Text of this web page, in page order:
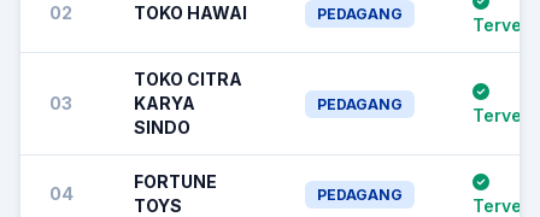
02 TOKO HAWAI PEDAGANG
03
TOKO CITRA
KARYA
SINDO
PEDAGANG
04
FORTUNE
TOYS
PEDAGANG